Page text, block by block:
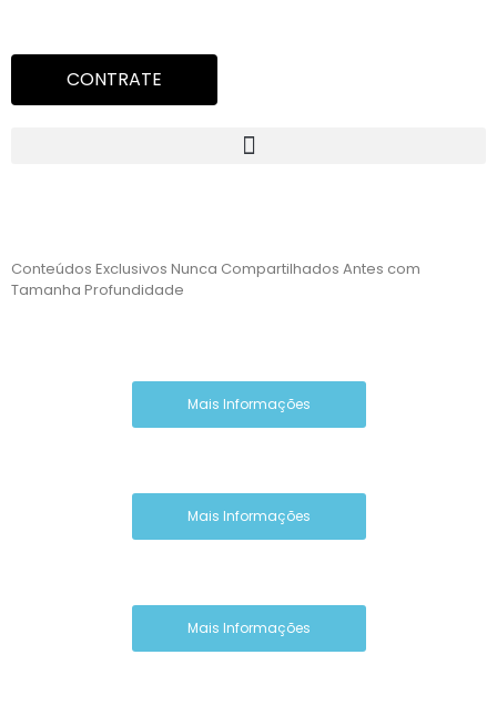
CONTRATE
Conteúdos Exclusivos Nunca Compartilhados Antes com
Tamanha Profundidade
Mais Informações
Mais Informações
Mais Informações